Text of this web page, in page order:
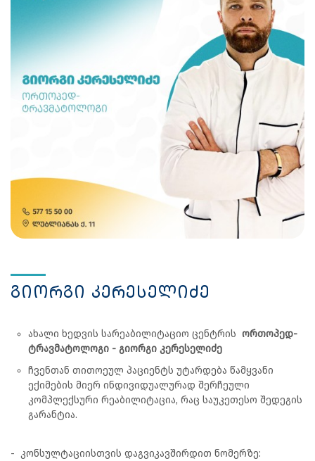
გიორგი კერესელიძე
ახალი ხედვის სარეაბილიტაციო ცენტრის ორთოპედ-
ტრავმატოლოგი - გიორგი კერესელიძე
ჩვენთან თითოეულ პაციენტს უტარდება წამყვანი
ექიმების მიერ ინდივიდუალურად შერჩეული
კომპლექსური რეაბილიტაცია, რაც საუკეთესო შედეგის
გარანტია.
- კონსულტაციისთვის დაგვიკავშირდით ნომერზე: